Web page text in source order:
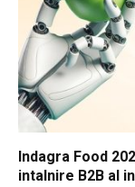
Indagra Food
intalnire B2B al